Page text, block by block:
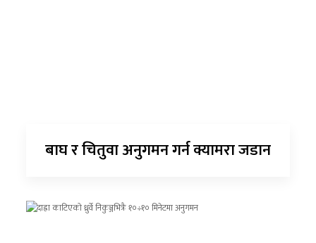
बाघ र चितुवा अनुगमन गर्न क्यामरा जडान